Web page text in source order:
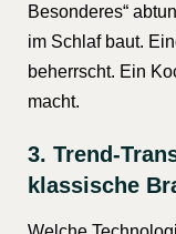
Besonderes“
im Schlaf baut.
beherrscht. Ein
macht.
3. Trend-
klassische